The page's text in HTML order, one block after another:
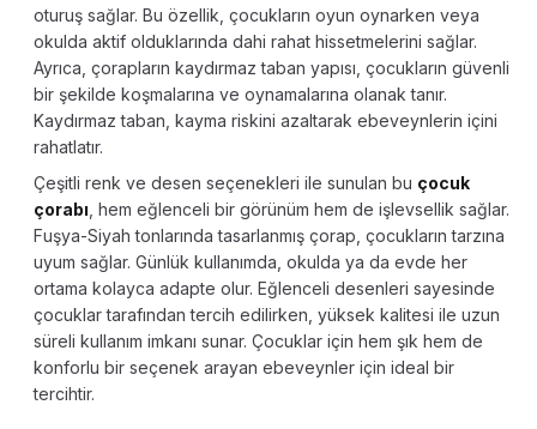
oturuş sağlar. Bu özellik, çocukların oyun oynarken veya
okulda aktif olduklarında dahi rahat hissetmelerini sağlar.
Ayrıca, çorapların kaydırmaz taban yapısı, çocukların güvenli
bir şekilde koşmalarına ve oynamalarına olanak tanır.
Kaydırmaz taban, kayma riskini azaltarak ebeveynlerin içini
rahatlatır.
Çeşitli renk ve desen seçenekleri ile sunulan bu çocuk
çorabı , hem eğlenceli bir görünüm hem de işlevsellik sağlar.
Fuşya-Siyah tonlarında tasarlanmış çorap, çocukların tarzına
uyum sağlar. Günlük kullanımda, okulda ya da evde her
ortama kolayca adapte olur. Eğlenceli desenleri sayesinde
çocuklar tarafından tercih edilirken, yüksek kalitesi ile uzun
süreli kullanım imkanı sunar. Çocuklar için hem şık hem de
konforlu bir seçenek arayan ebeveynler için ideal bir
tercihtir.